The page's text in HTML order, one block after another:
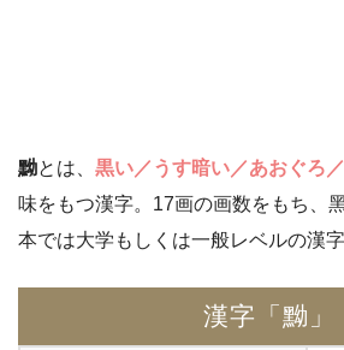
黝とは、 黒い／うす暗い／あおぐろ
味をもつ漢字。17画の画数をもち、
本では大学もしくは一般レベルの漢字
漢字「黝」